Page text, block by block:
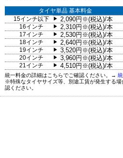
タイヤ単品 基本料金
15インチ以下
▶ 2,090円※(税込)/本
16インチ ▶ 2,310円※(税込)/本
17インチ ▶ 2,530円※(税込)/本
18インチ ▶ 2,640円※(税込)/本
19インチ ▶ 3,520円※(税込)/本
20インチ ▶ 3,960円※(税込)/本
21インチ ▶ 4,510円※(税込)/本
統一料金の詳細はこちらでご確認ください。→
※特殊なタイヤサイズ等、別途工賃が発生する
認ください。